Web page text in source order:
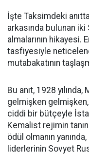
İşte Taksimdeki
arkasında bulunan
almalarının hikayesi.
tasfiyesiyle
mutabakatının
Bu anıt, 1928
gelmişken
ciddi bir bütçeyle
Kemalist rejimin
ödül olmanın
liderlerinin Sovyet